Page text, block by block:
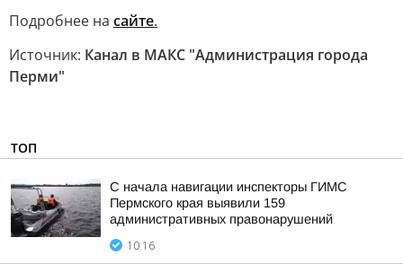
Подробнее на сайте.
Источник: Канал в МАКС "Администрация города
Перми"
ТОП
С начала навигации инспекторы ГИМС
Пермского края выявили 159
административных правонарушений
10:16